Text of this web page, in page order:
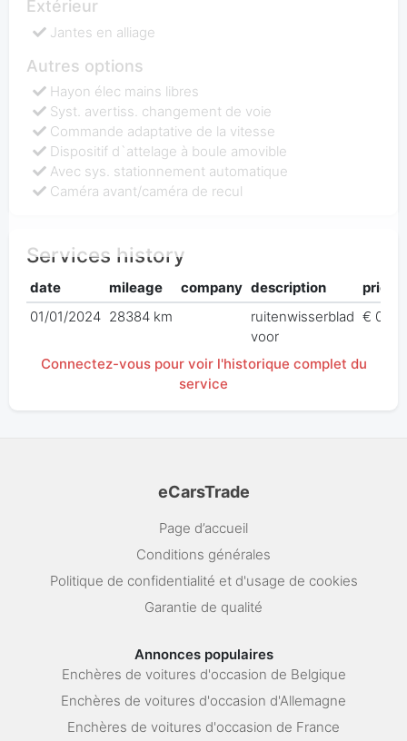
Extérieur
Jantes en alliage
Autres options
Hayon élec mains libres
Syst. avertiss. changement de voie
Commande adaptative de la vitesse
Dispositif d`attelage à boule amovible
Avec sys. stationnement automatique
Caméra avant/caméra de recul
Services history
date mileage company description
price
01/01/2024 28384 km
ruitenwisserblad
voor
€ 0,00
Connectez-vous pour voir l'historique complet du
service
eCarsTrade
Page d’accueil
Conditions générales
Politique de confidentialité et d'usage de cookies
Garantie de qualité
Annonces populaires
Enchères de voitures d'occasion de Belgique
Enchères de voitures d'occasion d'Allemagne
Enchères de voitures d'occasion de France